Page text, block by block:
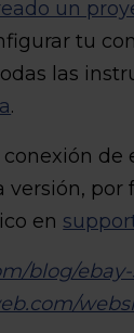
un
tu
las
.
de
en
blog/